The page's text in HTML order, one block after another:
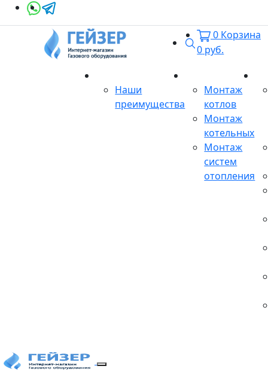
Поиск
0 Корзина
0 руб.
Наши
преимущества
Монтаж
котлов
Монтаж
котельных
Монтаж
систем
отопления